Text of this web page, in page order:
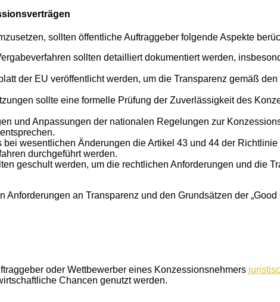
sollten öffentliche Auftraggeber folgende Aspekte
sollten detailliert dokumentiert werden,
der EU veröffentlicht werden, um die Transparenz gemäß
sollte eine formelle Prüfung der Zuverlässigkeit des
und Anpassungen der nationalen Regelungen zur
wesentlichen Änderungen die Artikel 43 und 44 der Richtlinie
durchgeführt werden.
geschult werden, um die rechtlichen Anforderungen und die
an Transparenz und den Grundsätzen der „Good
oder Wettbewerber eines Konzessionsnehmers
Chancen genutzt werden.